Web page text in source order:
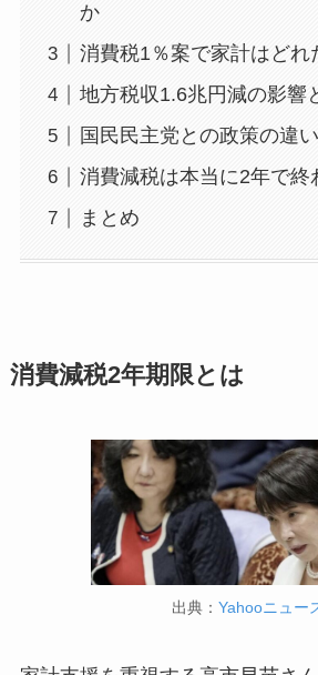
か
消費税1％案で家計はどれ
地方税収1.6兆円減の影響
国民民主党との政策の違い
消費減税は本当に2年で終
まとめ
消費減税2年期限とは
出典： Yahooニュー